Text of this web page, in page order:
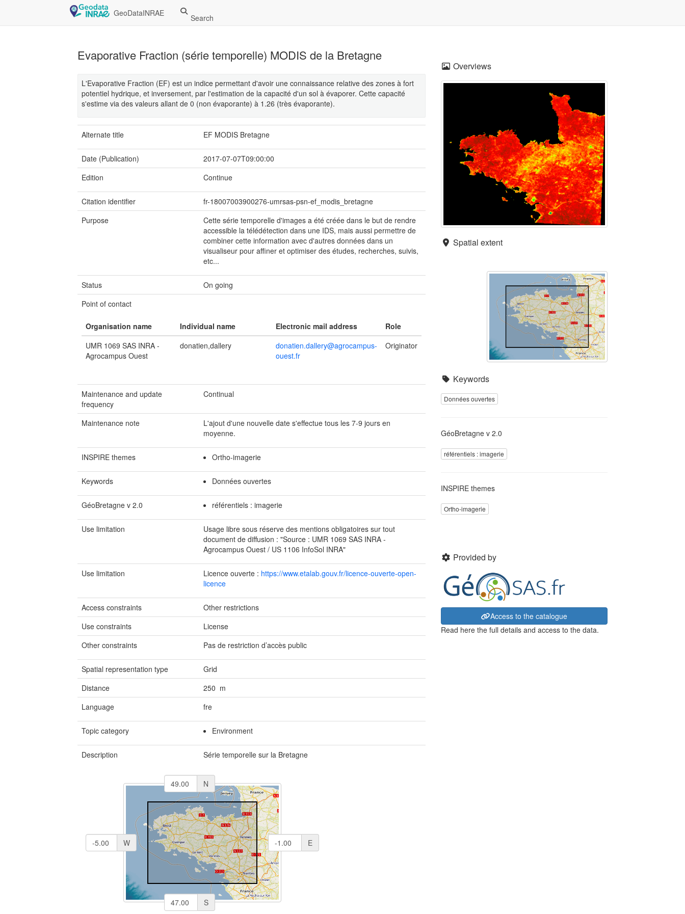
GeoDataINRAE Search
Evaporative Fraction (série temporelle) MODIS de la Bretagne
L'Evaporative Fraction (EF) est un indice permettant d'avoir une connaissance relative des zones à fort
potentiel hydrique, et inversement, par l'estimation de la capacité d'un sol à évaporer. Cette capacité
s'estime via des valeurs allant de 0 (non évaporante) à 1.26 (très évaporante).
Alternate title EF MODIS Bretagne
Date (Publication)
2017-07-07T09:00:00
Edition
Continue
Citation identifier
fr-18007003900276-umrsas-psn-ef_modis_bretagne
Purpose
Cette série temporelle d'images a été créée dans le but de rendre
accessible la télédétection dans une IDS, mais aussi permettre de
combiner cette information avec d'autres données dans un
visualiseur pour affiner et optimiser des études, recherches, suivis,
etc...
Status
On going
Point of contact
Organisation name Individual name Electronic mail address
Role
UMR 1069 SAS INRA -
Agrocampus Ouest
donatien,dallery
donatien.dallery@agrocampus-
ouest.fr
Originator
Maintenance and update
frequency
Continual
Maintenance note
L'ajout d'une nouvelle date s'effectue tous les 7-9 jours en
moyenne.
INSPIRE themes Ortho-imagerie
Keywords Données ouvertes
GéoBretagne v 2.0 référentiels : imagerie
Use limitation
Usage libre sous réserve des mentions obligatoires sur tout
document de diffusion : "Source : UMR 1069 SAS INRA -
Agrocampus Ouest / US 1106 InfoSol INRA"
Use limitation Licence ouverte : https://www.etalab.gouv.fr/licence-ouverte-open-
licence
Access constraints
Other restrictions
Use constraints
License
Other constraints
Pas de restriction d’accès public
Spatial representation type
Grid
Distance
250 m
Language
fre
Topic category Environment
Description Série temporelle sur la Bretagne
N
S
E
W
Overviews
Spatial extent
Keywords
Données ouvertes
GéoBretagne v 2.0
référentiels : imagerie
INSPIRE themes
Ortho-imagerie
Provided by
Access to the catalogue
Read here the full details and access to the data.